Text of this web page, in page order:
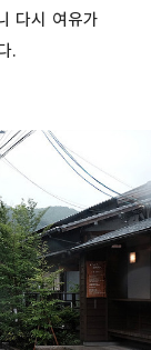
다시 여유가
.